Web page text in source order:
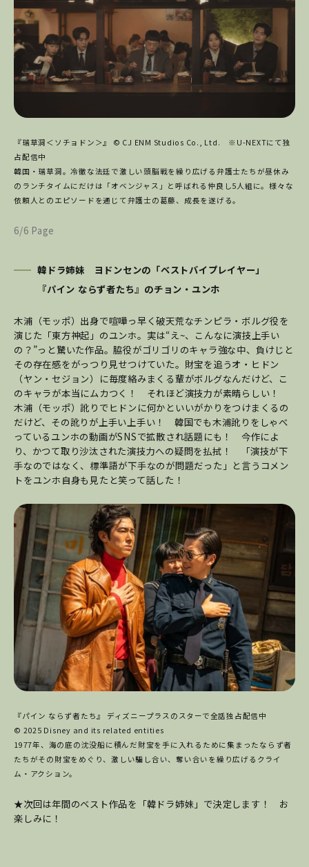
『瑞草洞＜ソチョドン＞』 © CJ ENM Studios Co., Ltd. ※U-NEXTにて独
占配信中
韓国・瑞草洞。冷徹な法廷で激しい頭脳戦を繰り広げる弁護士たちが昼休み
のランチタイムにだけは「オベンジャス」と呼ばれる仲良し5人組に。様々な
依頼人とのエピソードを通じて弁護士の葛藤、成長を遂げる。
6/6 Page
韓ドラ姉妹 ヨドンセンの「ベストバイプレイヤー」
『パイン ならず者たち』のチョン・ユンホ
木浦（モッポ）出身で喧嘩っ早く破天荒なチンピラ・ボルグ役を
演じた「東方神起」のユンホ。実は“え~、こんなに演技上手い
の？”っと驚いた作品。脇役がゴリゴリのキャラ強な中、負けじと
その存在感をがっつり見せつけていた。財宝を追うオ・ヒドン
（ヤン・セジョン）に毎度絡みまくる輩がボルグなんだけど、こ
のキャラが本当にムカつく！ それほど演技力が素晴らしい！
木浦（モッポ）訛りでヒドンに何かといいがかりをつけまくるの
だけど、その訛りが上手い上手い！ 韓国でも木浦訛りをしゃべ
っているユンホの動画がSNSで拡散され話題にも！ 今作によ
り、かつて取り沙汰された演技力への疑問を払拭！ 「演技が下
手なのではなく、標準語が下手なのが問題だった」と言うコメン
トをユンホ自身も見たと笑って話した！
『パイン ならず者たち』 ディズニープラスのスターで全話独占配信中
© 2025 Disney and its related entities
1977年、海の底の沈没船に積んだ財宝を手に入れるために集まったならず者
たちがその財宝をめぐり、激しい騙し合い、奪い合いを繰り広げるクライ
ム・アクション。
★次回は年間のベスト作品を「韓ドラ姉妹」で決定します！ お
楽しみに！